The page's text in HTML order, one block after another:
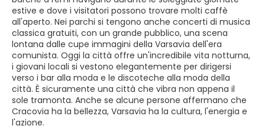
estive e dove i visitatori possono trovare molti caffè
all'aperto. Nei parchi si tengono anche concerti di musica
classica gratuiti, con un grande pubblico, una scena
lontana dalle cupe immagini della Varsavia dell'era
comunista. Oggi la città offre un'incredibile vita notturna,
i giovani locali si vestono elegantemente per dirigersi
verso i bar alla moda e le discoteche alla moda della
città. È sicuramente una città che vibra non appena il
sole tramonta. Anche se alcune persone affermano che
Cracovia ha la bellezza, Varsavia ha la cultura, l'energia e
l'azione.